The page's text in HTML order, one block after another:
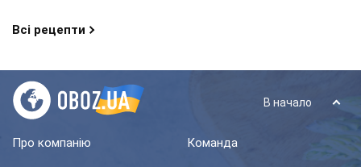
Всі рецепти
В начало
Про компанію Команда